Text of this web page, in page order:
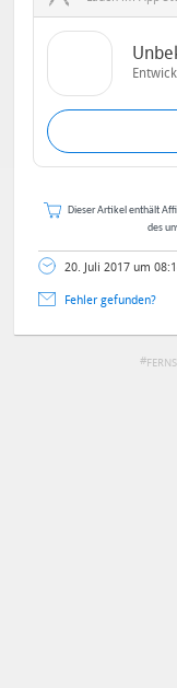
Dieser Artikel enthält
des
20. Juli 2017 um
Fehler gefunden?